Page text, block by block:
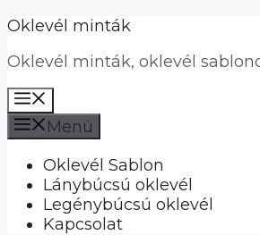
Kilépés
tartalomba
Oklevél minták
Oklevél minták, oklevél
Menü
Oklevél Sablon
Lánybúcsú oklevél
Legénybúcsú oklevél
Kapcsolat